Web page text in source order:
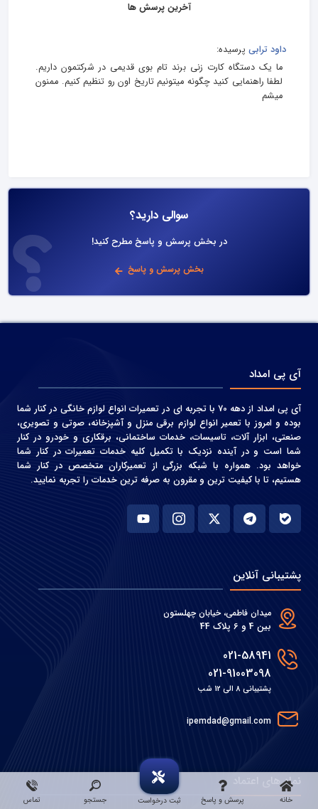
خانه پرسش و پاسخ ثبت درخواست جستجو تماس
آخرین پرسش ها
داود ترابی پرسیده:
ما یک دستگاه کارت زنی برند تام بوی قدیمی در شرکتمون داریم.
لطفا راهنمایی کنید چگونه میتونیم تاریخ اون رو تنظیم کنیم. ممنون
میشم
سوالی دارید؟
در بخش پرسش و پاسخ مطرح کنید!
بخش پرسش و پاسخ
آی پی امداد
آی پی امداد از دهه 70 با تجربه ای در تعمیرات انواع لوازم خانگی در کنار شما
بوده و امروز با تعمیر انواع لوازم برقی منزل و آشپزخانه، صوتی و‌ تصویری،
صنعتی، ابزار آلات، تاسیسات، خدمات ساختمانی، برقکاری و خودرو در کنار
شما است و در آینده نزدیک با تکمیل کلیه خدمات تعمیرات در کنار شما
خواهد بود. همواره با شبکه بزرگی از تعمیرکاران متخصص در کنار شما
هستیم، تا با کیفیت ترین و مقرون به صرفه ترین خدمات را تجربه نمایید.
پشتیبانی آنلاین
میدان فاطمی، خیابان چهلستون
بین 4 و 6 پلاک 44
021-58941
021-91003098
پشتیبانی 8 الی 12 شب
ipemdad@gmail.com
نماد های اعتماد